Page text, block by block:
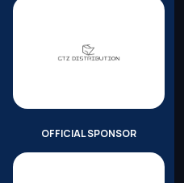
OFFICIAL SPONSOR